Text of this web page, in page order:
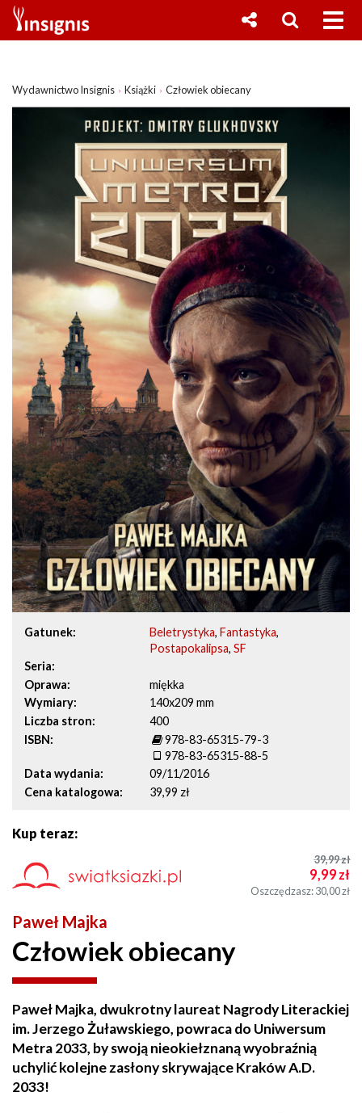
Wydawnictwo Insignis Książki Człowiek obiecany
Gatunek Beletrystyka,Fantastyka,
Postapokalipsa,SF
Seria
Oprawa
miękka
Wymiary
140x209 mm
Liczba stron
400
ISBN
978-83-65315-79-3
978-83-65315-88-5
Data wydania
09/11/2016
Cena katalogowa
39,99 zł
Kup teraz:
39,99zł
9,99zł
Oszczędzasz: 30,00zł
Paweł Majka
Człowiek obiecany
Paweł Majka, dwukrotny laureat Nagrody Literackiej
im. Jerzego Żuławskiego, powraca do Uniwersum
Metra 2033, by swoją nieokiełznaną wyobraźnią
uchylić kolejne zasłony skrywające Kraków A.D.
2033!